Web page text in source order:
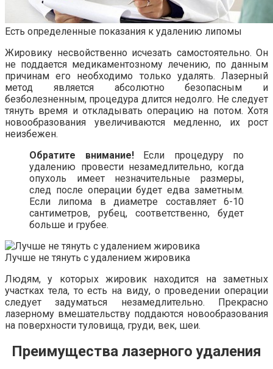
Есть определенные показания к удалению липомы
Жировику несвойственно исчезать самостоятельно. Он
не поддается медикаментозному лечению, по данным
причинам его необходимо только удалять. Лазерный
метод является абсолютно безопасным и
безболезненным, процедура длится недолго. Не следует
тянуть время и откладывать операцию на потом. Хотя
новообразования увеличиваются медленно, их рост
неизбежен.
Обратите внимание! Если процедуру по
удалению провести незамедлительно, когда
опухоль имеет незначительные размеры,
след после операции будет едва заметным.
Если липома в диаметре составляет 6-10
сантиметров, рубец, соответственно, будет
больше и грубее.
Лучше не тянуть с удалением жировика
Людям, у которых жировик находится на заметных
участках тела, то есть на виду, о проведении операции
следует задуматься незамедлительно. Прекрасно
лазерному вмешательству поддаются новообразования
на поверхности туловища, груди, век, шеи.
Преимущества лазерного удаления